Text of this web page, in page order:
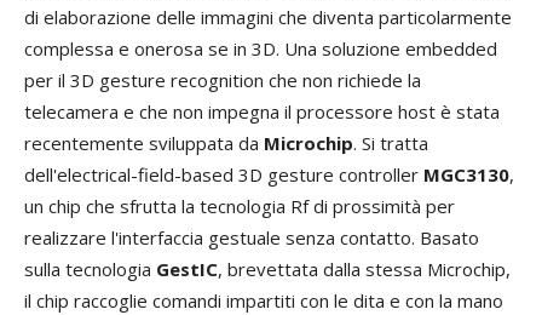
di elaborazione delle immagini che diventa particolarmente
complessa e onerosa se in 3D. Una soluzione embedded
per il 3D gesture recognition che non richiede la
telecamera e che non impegna il processore host è stata
recentemente sviluppata da Microchip. Si tratta
dell'electrical-field-based 3D gesture controller MGC3130,
un chip che sfrutta la tecnologia Rf di prossimità per
realizzare l'interfaccia gestuale senza contatto. Basato
sulla tecnologia GestIC, brevettata dalla stessa Microchip,
il chip raccoglie comandi impartiti con le dita e con la mano